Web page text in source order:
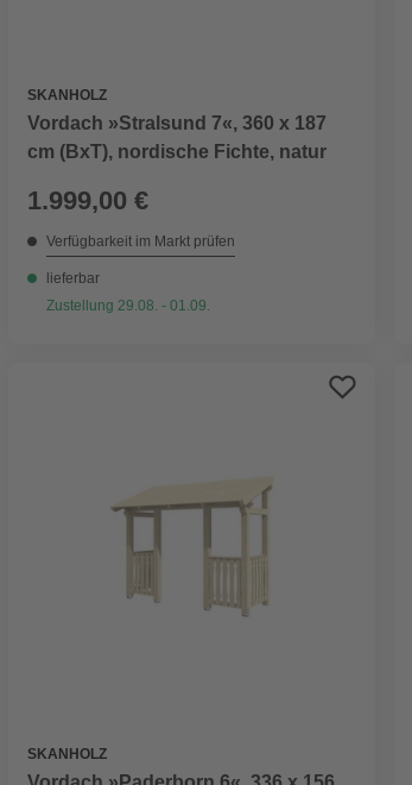
SKANHOLZ
Vordach »Stralsund 7«, 360 x 187
cm (BxT), nordische Fichte, natur
1.999,00 €
Verfügbarkeit im Markt prüfen
lieferbar
Zustellung 29.08. - 01.09.
SKANHOLZ